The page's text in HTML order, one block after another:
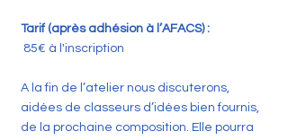
Tarif (après adhésion à l’AFACS) :
85€ à l'inscription
A la fin de l’atelier nous discuterons,
aidées de classeurs d’idées bien fournis,
de la prochaine composition. Elle pourra